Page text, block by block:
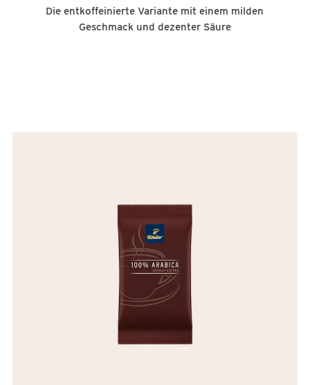
Die entkoffeinierte Variante mit einem milden
Geschmack und dezenter Säure